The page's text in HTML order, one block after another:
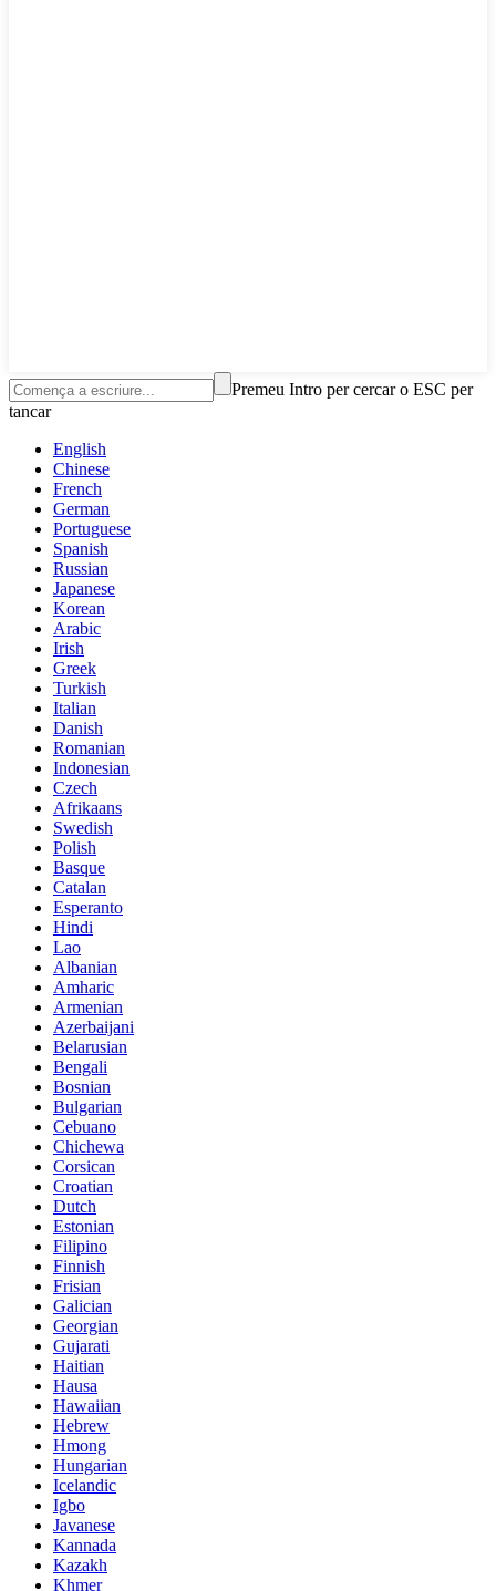
Premeu Intro per cercar o ESC per
tancar
English
Chinese
French
German
Portuguese
Spanish
Russian
Japanese
Korean
Arabic
Irish
Greek
Turkish
Italian
Danish
Romanian
Indonesian
Czech
Afrikaans
Swedish
Polish
Basque
Catalan
Esperanto
Hindi
Lao
Albanian
Amharic
Armenian
Azerbaijani
Belarusian
Bengali
Bosnian
Bulgarian
Cebuano
Chichewa
Corsican
Croatian
Dutch
Estonian
Filipino
Finnish
Frisian
Galician
Georgian
Gujarati
Haitian
Hausa
Hawaiian
Hebrew
Hmong
Hungarian
Icelandic
Igbo
Javanese
Kannada
Kazakh
Khmer